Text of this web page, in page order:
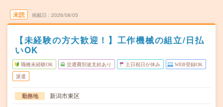
未読 掲載日 2026/08/05
【未経験の方大歓迎！】工作機械の組立/日払
いOK
職種未経験OK 交通費別途支給あり 土日祝日が休み WEB登録OK
派遣
勤務地 新潟市東区